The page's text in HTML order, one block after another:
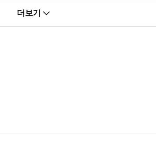
에서 로열 소사이어티 펠로우로 연구를 수
더보기